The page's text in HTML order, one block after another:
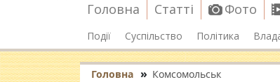
Головна Статті Фото
Події Суспільство Політика
Головна » Комсомольськ